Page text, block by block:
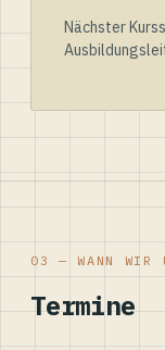
Nächster
03 — WANN WIR
Termine